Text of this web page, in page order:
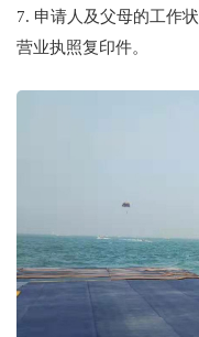
7. 申请人及父母的工作
营业执照复印件。